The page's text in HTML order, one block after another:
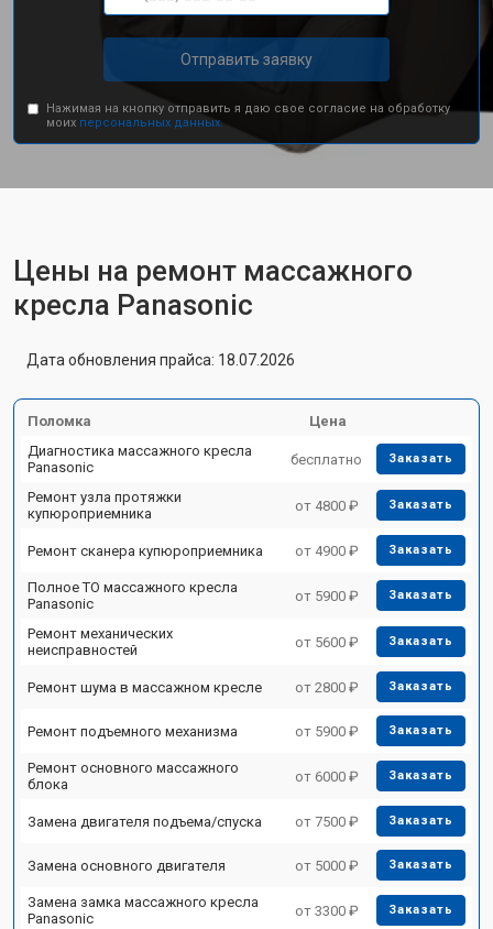
Отправить заявку
Нажимая на кнопку отправить я даю свое согласие на обработку
моих персональных данных.
Цены на ремонт массажного
кресла Panasonic
Дата обновления прайса: 18.07.2026
Поломка
Цена
Диагностика массажного кресла
Panasonic
бесплатно Заказать
Ремонт узла протяжки
купюроприемника
от 4800 ₽ Заказать
Ремонт сканера купюроприемника от 4900 ₽ Заказать
Полное ТО массажного кресла
Panasonic
от 5900 ₽ Заказать
Ремонт механических
неисправностей
от 5600 ₽ Заказать
Ремонт шума в массажном кресле от 2800 ₽ Заказать
Ремонт подъемного механизма от 5900 ₽ Заказать
Ремонт основного массажного
блока
от 6000 ₽ Заказать
Замена двигателя подъема/спуска от 7500 ₽ Заказать
Замена основного двигателя от 5000 ₽ Заказать
Замена замка массажного кресла
Panasonic
от 3300 ₽ Заказать